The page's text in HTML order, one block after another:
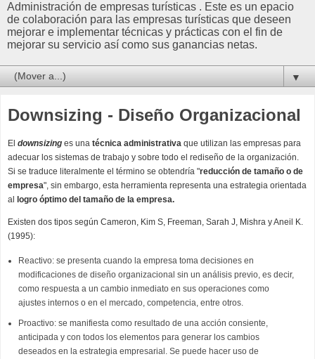
Administración de empresas turísticas . Este es un epacio
de colaboración para las empresas turísticas que deseen
mejorar e implementar técnicas y prácticas con el fin de
mejorar su servicio así como sus ganancias netas.
▼
Downsizing - Diseño Organizacional
El downsizing es una técnica administrativa que utilizan las empresas para
adecuar los sistemas de trabajo y sobre todo el rediseño de la organización.
Si se traduce literalmente el término se obtendría "reducción de tamaño o de
empresa", sin embargo, esta herramienta representa una estrategia orientada
al logro óptimo del tamaño de la empresa.
Existen dos tipos según Cameron, Kim S, Freeman, Sarah J, Mishra y Aneil K.
(1995):
Reactivo: se presenta cuando la empresa toma decisiones en
modificaciones de diseño organizacional sin un análisis previo, es decir,
como respuesta a un cambio inmediato en sus operaciones como
ajustes internos o en el mercado, competencia, entre otros.
Proactivo: se manifiesta como resultado de una acción consiente,
anticipada y con todos los elementos para generar los cambios
deseados en la estrategia empresarial. Se puede hacer uso de